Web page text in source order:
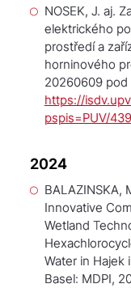
NOSEK, J. aj.
elektrického
prostředí a
horninového
20260609 pod
https://
pspis=PUV/
2024
BALAZINSKA,
Innovative
Wetland
Water in Hajek
Basel: MDPI,